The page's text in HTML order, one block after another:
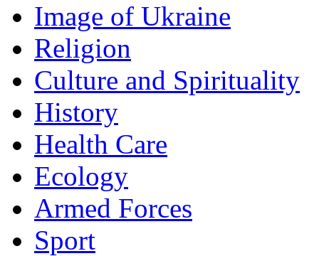
Image of Ukraine
Religion
Culture and Spirituality
History
Health Care
Ecology
Armed Forces
Sport